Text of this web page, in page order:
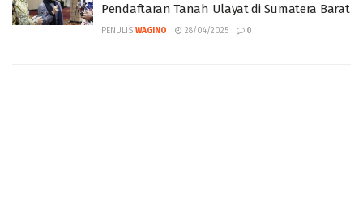
Pendaftaran Tanah Ulayat di Sumatera Barat
PENULIS WAGINO 28/04/2025 0